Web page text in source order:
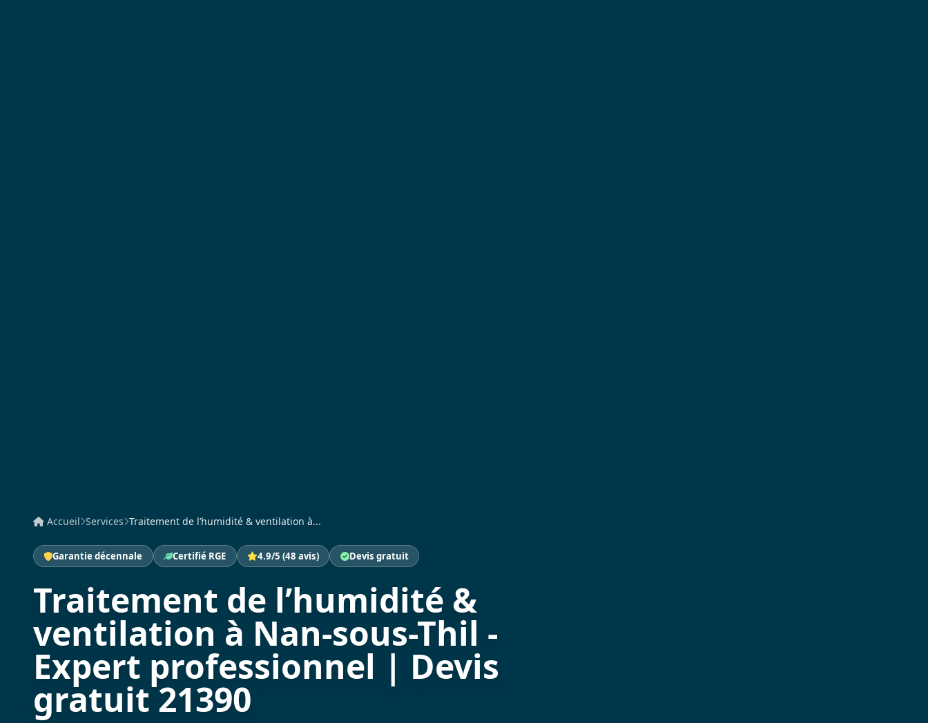
Accueil Services Traitement de l’humidité & ventilation à...
Garantie décennale Certifié RGE 4.9/5 (48 avis) Devis gratuit
Traitement de l’humidité &
ventilation à Nan-sous-Thil -
Expert professionnel | Devis
gratuit 21390